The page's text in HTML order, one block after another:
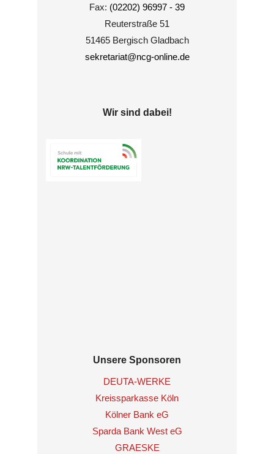
Fax: (02202) 96997 - 39
Reuterstraße 51
51465 Bergisch Gladbach
sekretariat@ncg-online.de
Wir sind dabei!
Unsere Sponsoren
DEUTA-WERKE
Kreissparkasse Köln
Kölner Bank eG
Sparda Bank West eG
GRAESKE